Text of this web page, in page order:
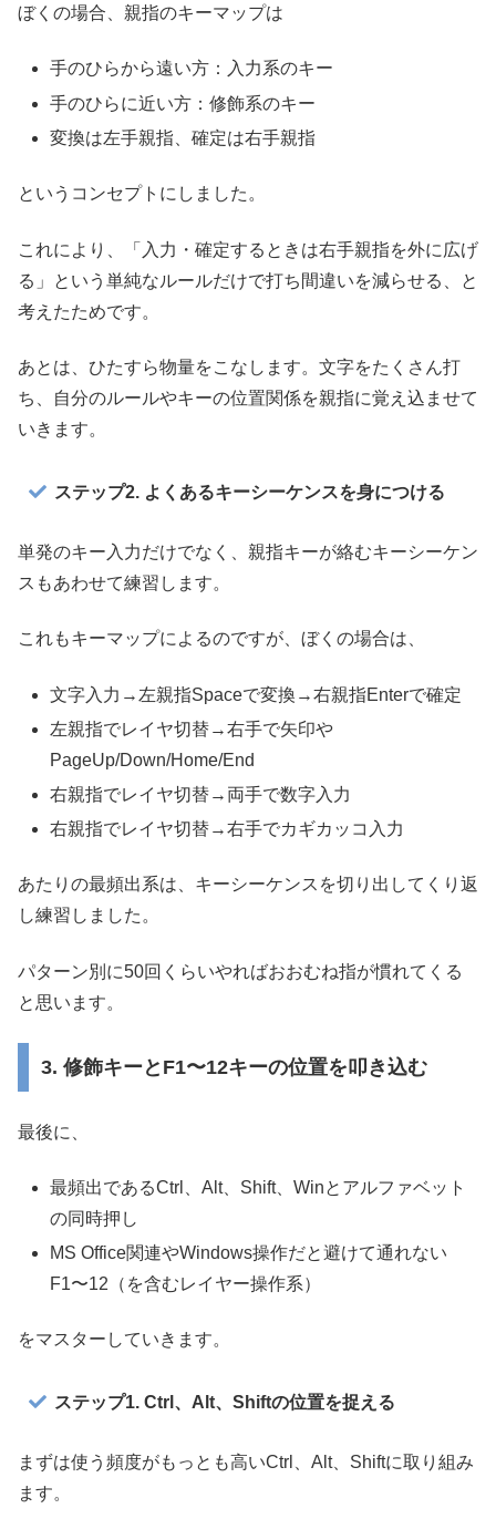
ぼくの場合、親指のキーマップは
手のひらから遠い方：入力系のキー
手のひらに近い方：修飾系のキー
変換は左手親指、確定は右手親指
というコンセプトにしました。
これにより、「入力・確定するときは右手親指を外に広げ
る」という単純なルールだけで打ち間違いを減らせる、と
考えたためです。
あとは、ひたすら物量をこなします。文字をたくさん打
ち、自分のルールやキーの位置関係を親指に覚え込ませて
いきます。
ステップ2. よくあるキーシーケンスを身につける
単発のキー入力だけでなく、親指キーが絡むキーシーケン
スもあわせて練習します。
これもキーマップによるのですが、ぼくの場合は、
文字入力→左親指Spaceで変換→右親指Enterで確定
左親指でレイヤ切替→右手で矢印や
PageUp/Down/Home/End
右親指でレイヤ切替→両手で数字入力
右親指でレイヤ切替→右手でカギカッコ入力
あたりの最頻出系は、キーシーケンスを切り出してくり返
し練習しました。
パターン別に50回くらいやればおおむね指が慣れてくる
と思います。
3. 修飾キーとF1〜12キーの位置を叩き込む
最後に、
最頻出であるCtrl、Alt、Shift、Winとアルファベット
の同時押し
MS Office関連やWindows操作だと避けて通れない
F1〜12（を含むレイヤー操作系）
をマスターしていきます。
ステップ1. Ctrl、Alt、Shiftの位置を捉える
まずは使う頻度がもっとも高いCtrl、Alt、Shiftに取り組み
ます。